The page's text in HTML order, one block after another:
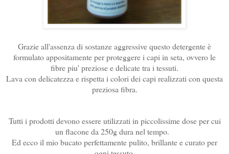
Grazie all'assenza di sostanze aggressive questo detergente è
formulato appositamente per proteggere i capi in seta, ovvero le
fibre piu' preziose e delicate tra i tessuti.
Lava con delicatezza e rispetta i colori dei capi realizzati con questa
preziosa fibra.
Tutti i prodotti devono essere utilizzati in piccolissime dose per cui
un flacone da 250g dura nel tempo.
Ed ecco il mio bucato perfettamente pulito, brillante e curato per